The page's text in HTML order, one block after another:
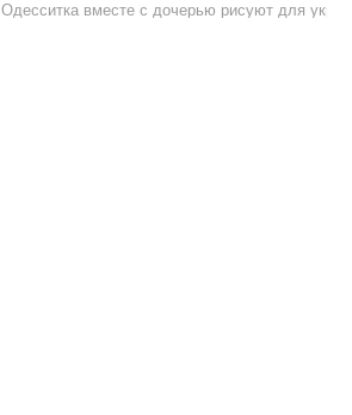
Одесситка вместе с дочерью рисуют для